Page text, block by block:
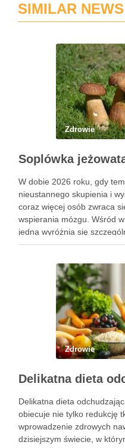
SIMILAR NEWS
Zdrowie
W dobie 2026 roku, gdy
nieustannego skupienia i
coraz więcej osób zwraca
wspierania mózgu. Wśród
jedna wyróżnia się
Polsce jako soplówka
Zdrowie
Delikatna dieta
obiecuje nie tylko redukcję
wprowadzenie zdrowych
dzisiejszym świecie, w